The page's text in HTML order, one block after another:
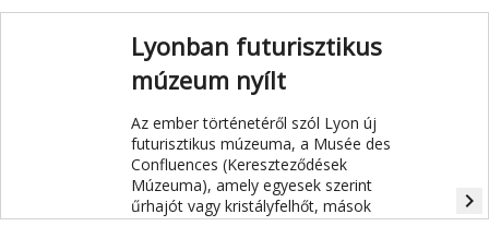
Lyonban futurisztikus
múzeum nyílt
Az ember történetéről szól Lyon új
futurisztikus múzeuma, a Musée des
Confluences (Kereszteződések
Múzeuma), amely egyesek szerint
űrhajót vagy kristályfelhőt, mások
szerint inkább egy csodabogarat idéz.
navigate_next